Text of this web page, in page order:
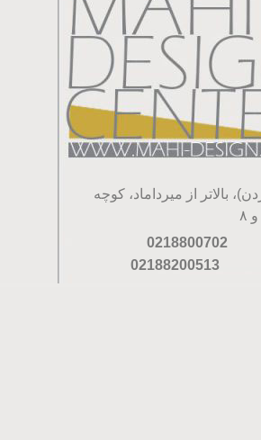
بالاتر از میرداماد، کوچه
0218800702
02188200513